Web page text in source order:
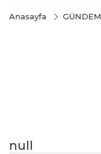
Anasayfa GÜNDEM
null